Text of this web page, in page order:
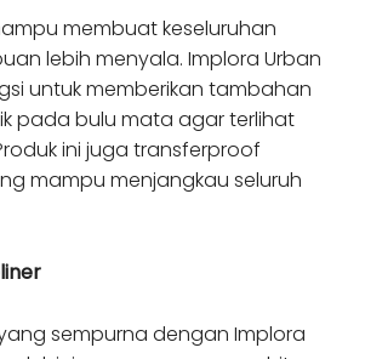
membuat keseluruhan
lebih menyala. Implora Urban
untuk memberikan tambahan
pada bulu mata agar terlihat
ini juga transferproof
mampu menjangkau seluruh
sempurna dengan Implora